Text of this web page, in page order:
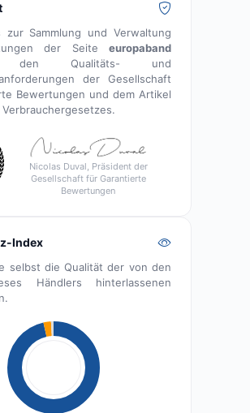
zur Sammlung und Verwaltung
der Seite europaband
den Qualitäts- und
der Gesellschaft
Bewertungen und dem Artikel
Verbrauchergesetzes.
Nicolas Duval, Präsident der
Gesellschaft für Garantierte
Bewertungen
Index
selbst die Qualität der von den
Händlers hinterlassenen